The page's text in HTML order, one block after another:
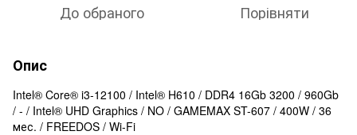
До обраного Порівняти
Опис
Intel® Core® i3-12100 / Intel® H610 / DDR4 16Gb 3200 / 960Gb
/ - / Intel® UHD Graphics / NO / GAMEMAX ST-607 / 400W / 36
мес. / FREEDOS / Wi-Fi